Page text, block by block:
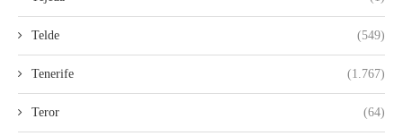
Telde (549)
Tenerife (1.767)
Teror (64)